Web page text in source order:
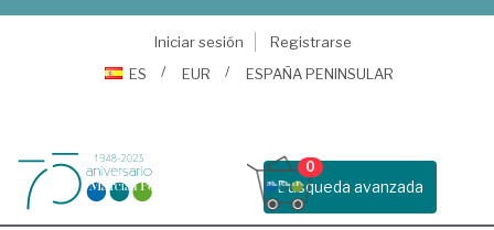
Iniciar sesión
Registrarse
ES
EUR ESPAÑA PENINSULAR
Busqueda avanzada
0